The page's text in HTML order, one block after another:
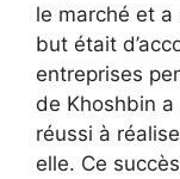
le marché et
but était
entreprises
de Khoshbin
réussi à
elle. Ce